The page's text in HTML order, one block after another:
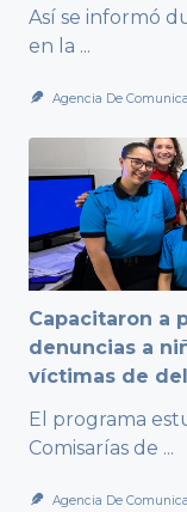
Así se informó
en la ...
Agencia De
Capacitaron a
denuncias a
víctimas de
El programa
Comisarías de ...
Agencia De